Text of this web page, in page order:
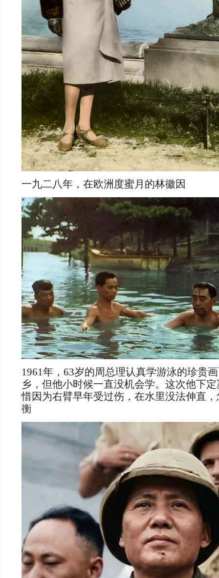
一九二八年，在欧洲度蜜月的林徽因
1961年，63岁的周总理认真学游泳的珍贵
乡，但他小时候一直没机会学。这次他下
惜因为右臂早年受过伤，在水里没法伸直
衡